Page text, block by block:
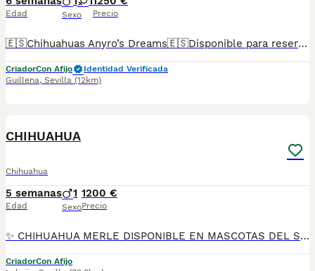
Edad Sexo Precio
🇪🇸Chihuahuas Anyro’s Dreams🇪🇸Disponible para reserva Chihuahua lila and tan descendientes de las mejores líneas de sangre tanto europeas como asiáticas. Padres con ADN en bases de datos de la RSCE. Si precisan más información contáctanos por el enlace que MundoAnimalia pone a disposición de los usuarias de la plataforma.
CriadorCon Afijo
Identidad Verificada
Guillena, Sevilla (12km)
CHIHUAHUA
Chihuahua
5 semanas
Edad
1
Sexo
1200 €
Precio
✨ CHIHUAHUA MERLE DISPONIBLE EN MASCOTAS DEL SUR ✨ En Mascotas del Sur tenemos disponibles preciosos Chihuahuas Merle, criados con mucho cariño, atención diaria y en un ambiente familiar, donde reciben todos los cuidados necesarios para crecer sanos, felices y perfectamente socializados. Somos un criadero con Núcleo Zoológico autorizado, licencia de apertura y código de explotación, ofreciendo confianza, transparencia y todas las garantías en cada uno de nuestros cachorros. 📍 Ubicados en Sevilla 📞 611 723 226 📸 Instagram: @mimascotasdelsur057 Descubre más fotos y vídeos reales de nuestros cachorros. Nuestros cachorros se entregan: ✅ Revisados por veterinario. ✅ Con microchip. ✅ Pasaporte y cartilla sanitaria. ✅ Vacunados y desparasitados. ✅ Contrato con garantías víricas y congénitas. 🚚 Realizamos envíos a toda España. (El coste del transporte no está incluido en el precio del cachorro). También ofrecemos: 🏡 Recogida en nuestras instalaciones. 📱 Videollamada para conocer al cachorro antes de realizar la reserva. 🔒 Posibilidad de reserva y pago contrareembolso. 💶 El precio publicado en el anuncio es el precio real. 🐾 Criados en un entorno familiar, rodeados de cariño y una excelente socialización para que lleguen perfectamente adaptados a su nuevo hogar. Solo atendemos a personas realmente interesadas en ofrecer un hogar responsable y lleno de amor. #Chihuahua #ChihuahuaMerle #ChihuahuaEspaña #CachorroChihuahua #PerrosDeCompañia #MascotasDelSur057 #MascotasDelSur #CachorrosSevilla #CriaderoAutorizado #NucleoZoologico #CachorrosConAmor #PerrosFelices #CachorrosEspaña #AmorAnimal
CriadorCon Afijo